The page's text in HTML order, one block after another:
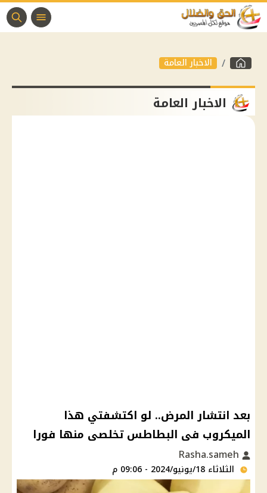
الاخبار العامة
الاخبار العامة
بعد انتشار المرض.. لو اكتشفتي هذا
الميكروب فى البطاطس تخلصى منها فورا
الثلاثاء 18/يونيو/2024 - 09:06 م